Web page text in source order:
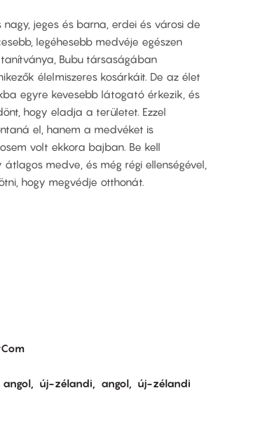
jeges és barna, erdei és városi de
legéhesebb medvéje egészen
Bubu társaságában
élelmiszeres kosárkáit. De az élet
egyre kevesebb látogató érkezik, és
hogy eladja a területet. Ezzel
el, hanem a medvéket is
volt ekkora bajban. Be kell
medve, és még régi ellenségével,
hogy megvédje otthonát.
angol új-zélandi angol
új-zélandi